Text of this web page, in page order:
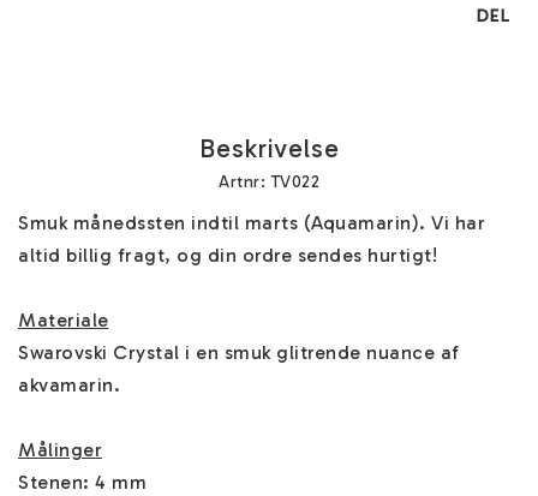
DEL
Beskrivelse
Artnr: TV022
Smuk månedssten indtil marts (Aquamarin). Vi har
altid billig fragt, og din ordre sendes hurtigt!
Materiale
Swarovski Crystal i en smuk glitrende nuance af
akvamarin.
Målinger
Stenen: 4 mm